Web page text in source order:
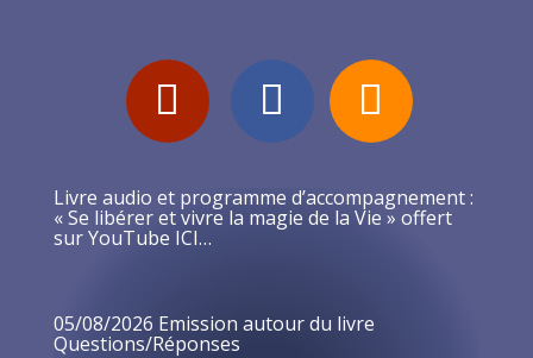
Livre audio et programme d’accompagnement :
« Se libérer et vivre la magie de la Vie » offert
sur YouTube ICI…
05/08/2026 Emission autour du livre
Questions/Réponses